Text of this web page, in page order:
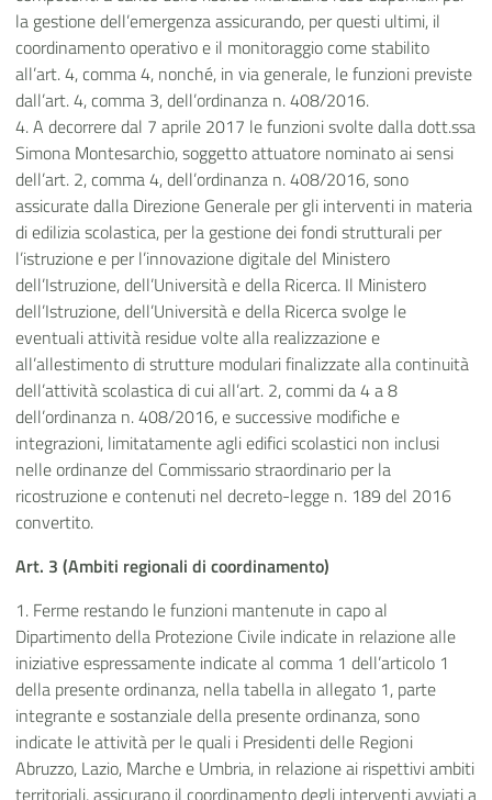
la gestione dell’emergenza assicurando, per questi ultimi, il
coordinamento operativo e il monitoraggio come stabilito
all’art. 4, comma 4, nonché, in via generale, le funzioni previste
dall’art. 4, comma 3, dell’ordinanza n. 408/2016.
4. A decorrere dal 7 aprile 2017 le funzioni svolte dalla dott.ssa
Simona Montesarchio, soggetto attuatore nominato ai sensi
dell’art. 2, comma 4, dell’ordinanza n. 408/2016, sono
assicurate dalla Direzione Generale per gli interventi in materia
di edilizia scolastica, per la gestione dei fondi strutturali per
l’istruzione e per l’innovazione digitale del Ministero
dell’Istruzione, dell’Università e della Ricerca. Il Ministero
dell’Istruzione, dell’Università e della Ricerca svolge le
eventuali attività residue volte alla realizzazione e
all’allestimento di strutture modulari finalizzate alla continuità
dell’attività scolastica di cui all’art. 2, commi da 4 a 8
dell’ordinanza n. 408/2016, e successive modifiche e
integrazioni, limitatamente agli edifici scolastici non inclusi
nelle ordinanze del Commissario straordinario per la
ricostruzione e contenuti nel decreto-legge n. 189 del 2016
convertito.
Art. 3 (Ambiti regionali di coordinamento)
1. Ferme restando le funzioni mantenute in capo al
Dipartimento della Protezione Civile indicate in relazione alle
iniziative espressamente indicate al comma 1 dell’articolo 1
della presente ordinanza, nella tabella in allegato 1, parte
integrante e sostanziale della presente ordinanza, sono
indicate le attività per le quali i Presidenti delle Regioni
Abruzzo, Lazio, Marche e Umbria, in relazione ai rispettivi ambiti
territoriali, assicurano il coordinamento degli interventi avviati a